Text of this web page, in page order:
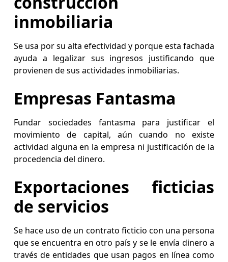
inmobiliaria
Se usa por su alta efectividad y porque esta fachada
ayuda a legalizar sus ingresos justificando que
provienen de sus actividades inmobiliarias.
Empresas Fantasma
Fundar sociedades fantasma para justificar el
movimiento de capital, aún cuando no existe
actividad alguna en la empresa ni justificación de la
procedencia del dinero.
Exportaciones ficticias
de servicios
Se hace uso de un contrato ficticio con una persona
que se encuentra en otro país y se le envía dinero a
través de entidades que usan pagos en línea como